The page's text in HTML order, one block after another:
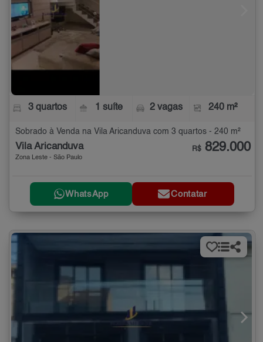
3 quartos 1 suíte 2 vagas 240 m²
Sobrado à Venda na Vila Aricanduva com 3 quartos - 240 m²
Vila Aricanduva
Zona Leste - São Paulo
R$ 829.000
WhatsApp Contatar